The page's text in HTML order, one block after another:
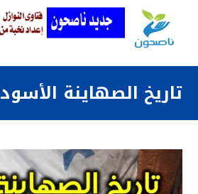
تاريخ الصهاينة الأسود